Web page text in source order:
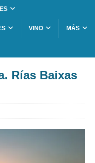
VINO MÁS
Rías Baixas